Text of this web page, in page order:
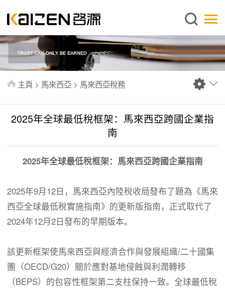
繁體中文
關於啓源
服務範圍
新聞中心
出版刊物
常見問題
主頁 > 馬來西亞 > 馬來西亞稅務
2025年全球最低稅框架：馬來西亞跨國企業指
南
2025年全球最低稅框架：馬來西亞跨國企業指南
2025年9月12日，馬來西亞內陸稅收局發布了題為《馬來
西亞全球最低稅實施指南》的更新版指南，正式取代了
2024年12月2日發布的早期版本。
該更新框架使馬來西亞與經濟合作與發展組織/二十國集
團（OECD/G20）關於應對基地侵蝕與利潤轉移
（BEPS）的包容性框架第二支柱保持一致。全球最低稅